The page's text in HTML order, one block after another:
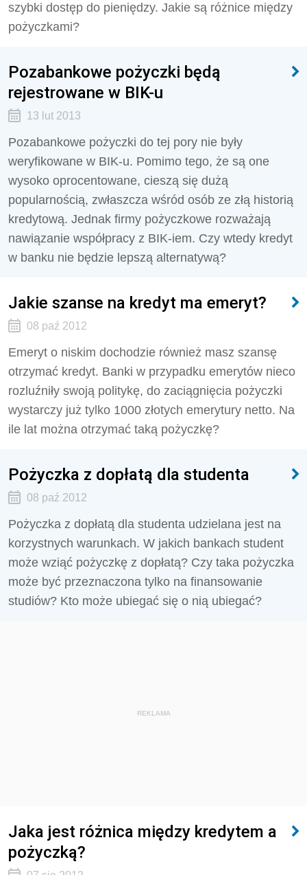
szybki dostęp do pieniędzy. Jakie są różnice między
pożyczkami?
Pozabankowe pożyczki będą
rejestrowane w BIK-u
13 lut 2013
Pozabankowe pożyczki do tej pory nie były
weryfikowane w BIK-u. Pomimo tego, że są one
wysoko oprocentowane, cieszą się dużą
popularnością, zwłaszcza wśród osób ze złą historią
kredytową. Jednak firmy pożyczkowe rozważają
nawiązanie współpracy z BIK-iem. Czy wtedy kredyt
w banku nie będzie lepszą alternatywą?
Jakie szanse na kredyt ma emeryt?
08 paź 2012
Emeryt o niskim dochodzie również masz szansę
otrzymać kredyt. Banki w przypadku emerytów nieco
rozluźniły swoją politykę, do zaciągnięcia pożyczki
wystarczy już tylko 1000 złotych emerytury netto. Na
ile lat można otrzymać taką pożyczkę?
Pożyczka z dopłatą dla studenta
08 paź 2012
Pożyczka z dopłatą dla studenta udzielana jest na
korzystnych warunkach. W jakich bankach student
może wziąć pożyczkę z dopłatą? Czy taka pożyczka
może być przeznaczona tylko na finansowanie
studiów? Kto może ubiegać się o nią ubiegać?
REKLAMA
Jaka jest różnica między kredytem a
pożyczką?